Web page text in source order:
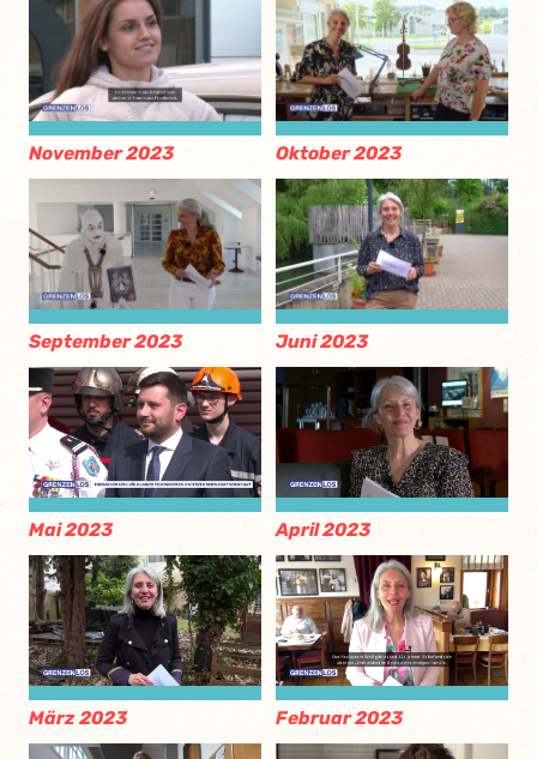
November 2023 Oktober 2023
September 2023 Juni 2023
Mai 2023 April 2023
März 2023 Februar 2023